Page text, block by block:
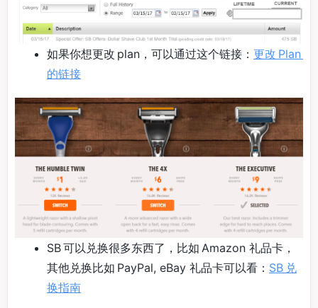
如果你想更改 plan，可以通过这个链接： 更改 Plan
的链接
SB 可以兑换很多东西了，比如 Amazon 礼品卡，
其他兑换比如 PayPal, eBay 礼品卡可以看： SB 兑
换指南